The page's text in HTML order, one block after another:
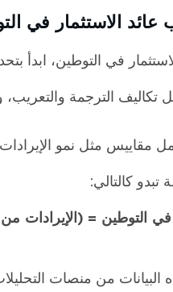
الاستثمار في
في التوطين، ابدأ
تكاليف الترجمة والتعريب،
مقاييس مثل نمو
تبدو كالتالي:
في التوطين = (الإيرادات
من منصات